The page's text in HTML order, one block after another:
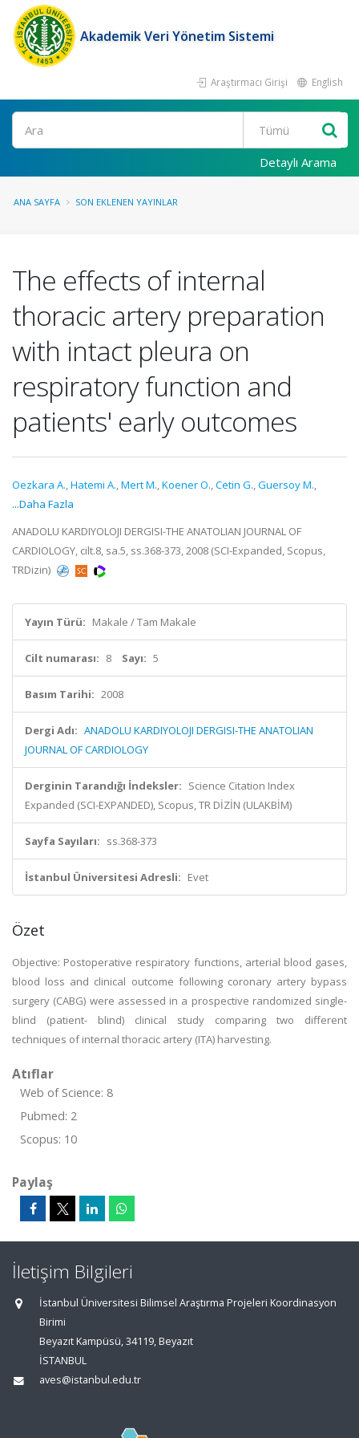
Akademik Veri Yönetim Sistemi
Araştırmacı Girişi English
Ara
Detaylı Arama
ANA SAYFA SON EKLENEN YAYINLAR
The effects of internal
thoracic artery preparation
with intact pleura on
respiratory function and
patients' early outcomes
Oezkara A.,Hatemi A.,Mert M.,Koener O.,Cetin G.,Guersoy M.,
...Daha Fazla
ANADOLU KARDIYOLOJI DERGISI-THE ANATOLIAN JOURNAL OF
CARDIOLOGY, cilt.8, sa.5, ss.368-373, 2008 (SCI-Expanded, Scopus,
TRDizin)
Yayın Türü: Makale / Tam Makale
Cilt numarası: 8 Sayı: 5
Basım Tarihi: 2008
Dergi Adı: ANADOLU KARDIYOLOJI DERGISI-THE ANATOLIAN
JOURNAL OF CARDIOLOGY
Derginin Tarandığı İndeksler: Science Citation Index
Expanded (SCI-EXPANDED), Scopus, TR DİZİN (ULAKBİM)
Sayfa Sayıları: ss.368-373
İstanbul Üniversitesi Adresli: Evet
Özet
Objective: Postoperative respiratory functions, arterial blood gases,
blood loss and clinical outcome following coronary artery bypass
surgery (CABG) were assessed in a prospective randomized single-
blind (patient- blind) clinical study comparing two different
techniques of internal thoracic artery (ITA) harvesting.
Atıflar
Web of Science: 8
Pubmed: 2
Scopus: 10
Paylaş
İletişim Bilgileri
İstanbul Üniversitesi Bilimsel Araştırma Projeleri Koordinasyon
Birimi
Beyazıt Kampüsü, 34119, Beyazıt
İSTANBUL
aves@istanbul.edu.tr